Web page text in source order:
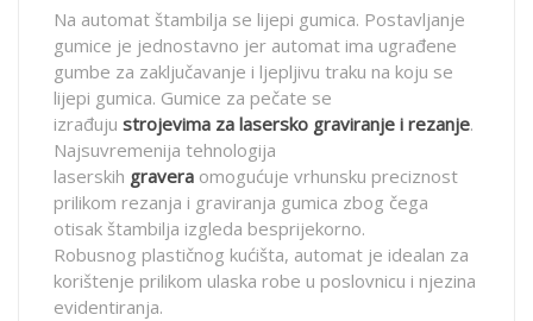
Na automat štambilja se lijepi gumica. Postavljanje
gumice je jednostavno jer automat ima ugrađene
gumbe za zaključavanje i ljepljivu traku na koju se
lijepi gumica. Gumice za pečate se
izrađuju strojevima za lasersko graviranje i rezanje.
Najsuvremenija tehnologija
laserskih gravera omogućuje vrhunsku preciznost
prilikom rezanja i graviranja gumica zbog čega
otisak štambilja izgleda besprijekorno.
Robusnog plastičnog kućišta, automat je idealan za
korištenje prilikom ulaska robe u poslovnicu i njezina
evidentiranja.